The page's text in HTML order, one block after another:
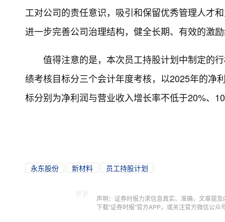
工对公司的责任意识，吸引和保留优秀管理人才
进一步完善公司治理结构，健全长期、有效的激
值得注意的是，本次员工持股计划中制定的
绩考核目标分三个会计年度考核，以2025年的净
标分别为净利润与营业收入增长率不低于20%、
永东股份 新材料 员工持股计划
声明：证券时报力求信息真实、准确，文章提
下载"证券时报"官方APP，或关注官方微信公